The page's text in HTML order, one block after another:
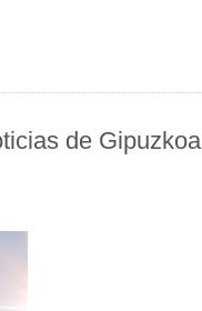
de Gipuzkoa